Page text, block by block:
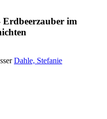
Erdbeerzauber im
Dahle, Stefanie